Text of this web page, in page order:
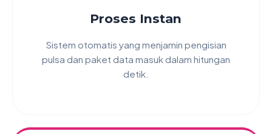
Proses Instan
Sistem otomatis yang menjamin pengisian
pulsa dan paket data masuk dalam hitungan
detik.